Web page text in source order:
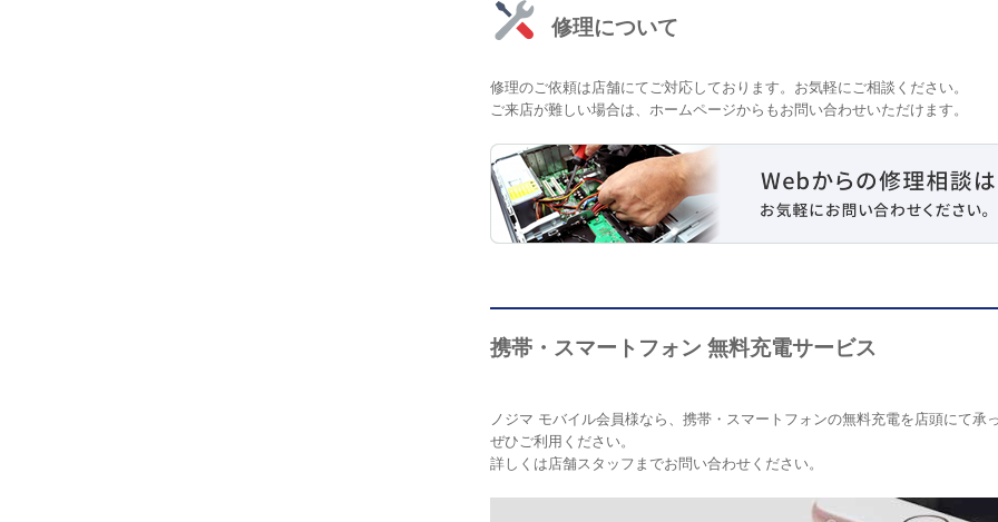
修理について
修理のご依頼は店舗にてご対応しております。お気軽にご相談ください。
ご来店が難しい場合は、ホームページからもお問い合わせいただけます。
携帯・スマートフォン 無料充電サービス
ノジマ モバイル会員様なら、携帯・スマートフォンの無料充電を店頭にて承
ぜひご利用ください。
詳しくは店舗スタッフまでお問い合わせください。